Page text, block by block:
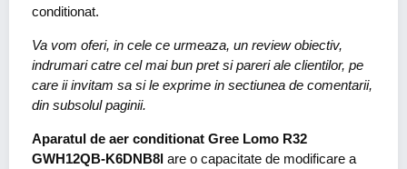
conditionat.
Va vom oferi, in cele ce urmeaza, un review obiectiv,
indrumari catre cel mai bun pret si pareri ale clientilor, pe
care ii invitam sa si le exprime in sectiunea de comentarii,
din subsolul paginii.
Aparatul de aer conditionat Gree Lomo R32
GWH12QB-K6DNB8l are o capacitate de modificare a